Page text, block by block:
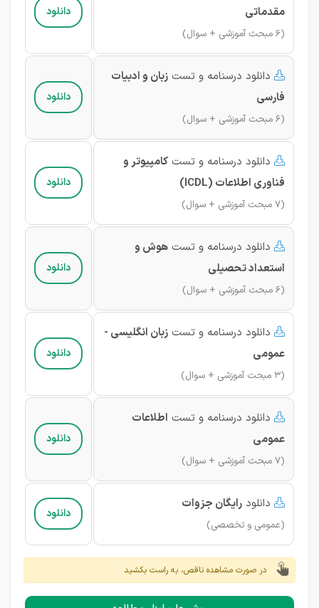
مقدماتی
(6 مبحث آموزشی + سوال)
دانلود
 دانلود درسنامه و تست زبان و ادبیات
فارسی
(6 مبحث آموزشی + سوال)
دانلود
 دانلود درسنامه و تست کامپیوتر و
فناوری اطلاعات (ICDL)
(7 مبحث آموزشی + سوال)
دانلود
 دانلود درسنامه و تست هوش و
استعداد تحصیلی
(6 مبحث آموزشی + سوال)
دانلود
 دانلود درسنامه و تست زبان انگلیسی -
عمومی
(3 مبحث آموزشی + سوال)
دانلود
 دانلود درسنامه و تست اطلاعات
عمومی
(7 مبحث آموزشی + سوال)
دانلود
 دانلود رایگان جزوات
(عمومی و تخصصی)
دانلود
در صورت مشاهده ناقص، به راست بکشید